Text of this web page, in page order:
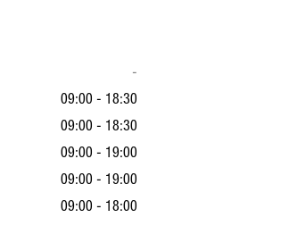
-
09:00 - 18:30
09:00 - 18:30
09:00 - 19:00
09:00 - 19:00
09:00 - 18:00